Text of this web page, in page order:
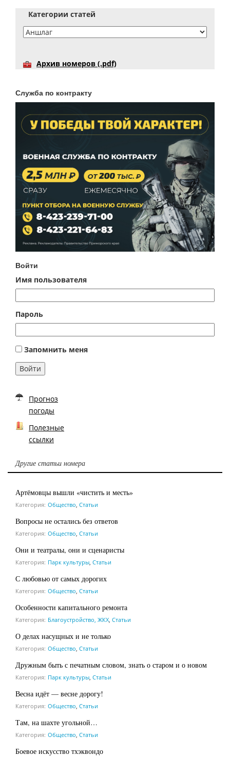
Категории статей
Архив номеров (.pdf)
Служба по контракту
Войти
Имя пользователя
Пароль
Запомнить меня
Войти
Прогноз
погоды
Полезные
ссылки
Другие статьи номера
Артёмовцы вышли «чистить и месть»
Категория: Общество, Статьи
Вопросы не остались без ответов
Категория: Общество, Статьи
Они и театралы, они и сценаристы
Категория: Парк культуры, Статьи
С любовью от самых дорогих
Категория: Общество, Статьи
Особенности капитального ремонта
Категория: Благоустройство, ЖКХ, Статьи
О делах насущных и не только
Категория: Общество, Статьи
Дружным быть с печатным словом, знать о старом и о новом
Категория: Парк культуры, Статьи
Весна идёт — весне дорогу!
Категория: Общество, Статьи
Там, на шахте угольной…
Категория: Общество, Статьи
Боевое искусство тхэквондо